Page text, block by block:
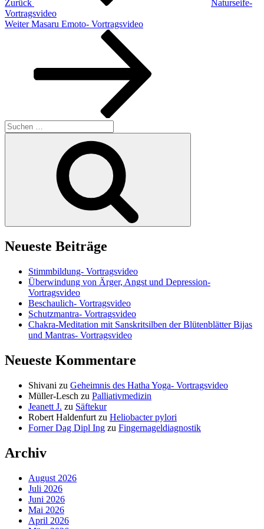
Zurück
Naturseife-
Vortragsvideo
Nächster
Weiter Masaru Emoto- Vortragsvideo
Suchen
nach:
Neueste Beiträge
Stimmbildung- Vortragsvideo
Überwindung von Ärger, Angst und Depression-
Vortragsvideo
Beschaulich- Vortragsvideo
Schutzmantra- Vortragsvideo
Chakra-Meditation mit Sanskritsilben der Blütenblätter Bijas
und Mantras- Vortragsvideo
Neueste Kommentare
Shivani zu Geheimnis des Hatha Yoga- Vortragsvideo
Müller-Lesch zu Palliativmedizin
Jeanett J. zu Säftekur
Robert Haldenfurt zu Heliobacter pylori
Forner Dag Dipl Ing zu Fingernageldiagnostik
Archiv
August 2026
Juli 2026
Juni 2026
Mai 2026
April 2026